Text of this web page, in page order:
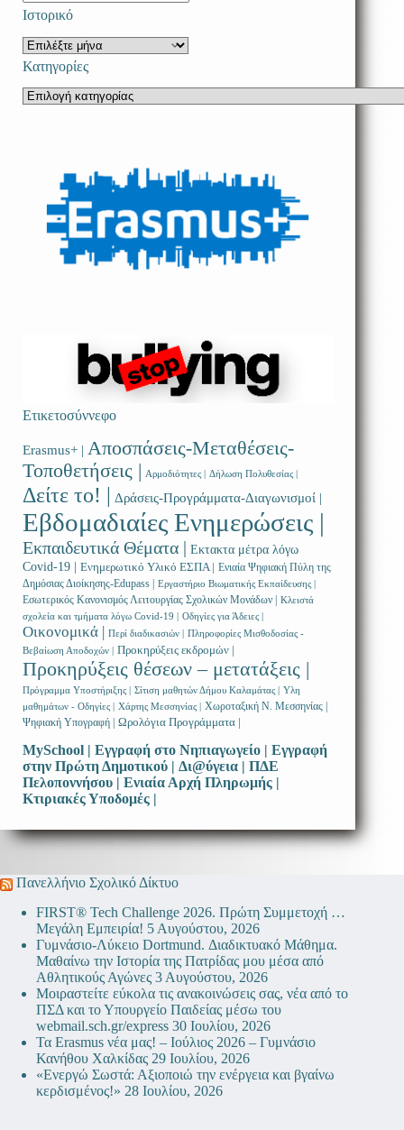
No
results
Ιστορικό
Ιστορικό
Κατηγορίες
Κατηγορίες
Ετικετοσύννεφο
Erasmus+ | Αποσπάσεις-Μεταθέσεις-
Τοποθετήσεις | Αρμοδιότητες | Δήλωση Πολυθεσίας |
Δείτε το! | Δράσεις-Προγράμματα-Διαγωνισμοί |
Εβδομαδιαίες Ενημερώσεις |
Εκπαιδευτικά Θέματα | Εκτακτα μέτρα λόγω
Covid-19 | Ενημερωτικό Υλικό ΕΣΠΑ | Ενιαία Ψηφιακή Πύλη της
Δημόσιας Διοίκησης-Edupass |
Εργαστήριο Βιωματικής Εκπαίδευσης |
Εσωτερικός Κανονισμός Λειτουργίας Σχολικών Μονάδων |
Κλειστά
σχολεία και τμήματα λόγω Covid-19 |
Οδηγίες για Άδειες |
Οικονομικά | Περί διαδικασιών |
Πληροφορίες Μισθοδοσίας -
Βεβαίωση Αποδοχών |
Προκηρύξεις εκδρομών |
Προκηρύξεις θέσεων – μετατάξεις |
Πρόγραμμα Υποστήριξης | Σίτιση μαθητών Δήμου Καλαμάτας |
Υλη
μαθημάτων - Οδηγίες |
Χάρτης Μεσσηνίας |
Χωροταξική Ν. Μεσσηνίας |
Ψηφιακή Υπογραφή |
Ωρολόγια Προγράμματα |
MySchool | Εγγραφή στο Νηπιαγωγείο | Εγγραφή
στην Πρώτη Δημοτικού | Δι@ύγεια | ΠΔΕ
Πελοποννήσου | Ενιαία Αρχή Πληρωμής |
Κτιριακές Υποδομές |
Πανελλήνιο Σχολικό Δίκτυο
FIRST® Tech Challenge 2026. Πρώτη Συμμετοχή …
Μεγάλη Εμπειρία! 5 Αυγούστου, 2026
Γυμνάσιο-Λύκειο Dortmund. Διαδικτυακό Μάθημα.
Μαθαίνω την Ιστορία της Πατρίδας μου μέσα από
Αθλητικούς Αγώνες 3 Αυγούστου, 2026
Μοιραστείτε εύκολα τις ανακοινώσεις σας, νέα από το
ΠΣΔ και το Υπουργείο Παιδείας μέσω του
webmail.sch.gr/express 30 Ιουλίου, 2026
Τα Erasmus νέα μας! – Ιούλιος 2026 – Γυμνάσιο
Κανήθου Χαλκίδας 29 Ιουλίου, 2026
«Ενεργώ Σωστά: Αξιοποιώ την ενέργεια και βγαίνω
κερδισμένος!» 28 Ιουλίου, 2026